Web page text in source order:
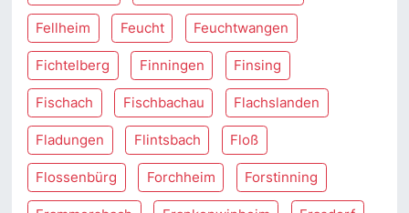
Fellheim Feucht Feuchtwangen
Fichtelberg Finningen Finsing
Fischach Fischbachau Flachslanden
Fladungen Flintsbach Floß
Flossenbürg Forchheim Forstinning